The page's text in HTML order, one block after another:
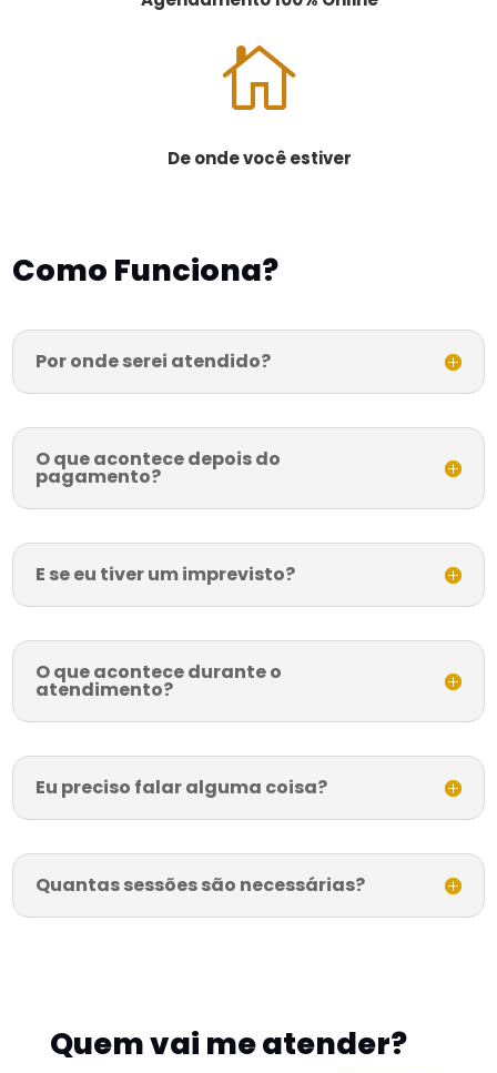

De onde você estiver
Como Funciona?
Por onde serei atendido?
O que acontece depois do
pagamento?
E se eu tiver um imprevisto?
O que acontece durante o
atendimento?
Eu preciso falar alguma coisa?
Quantas sessões são necessárias?
Quem vai me atender?